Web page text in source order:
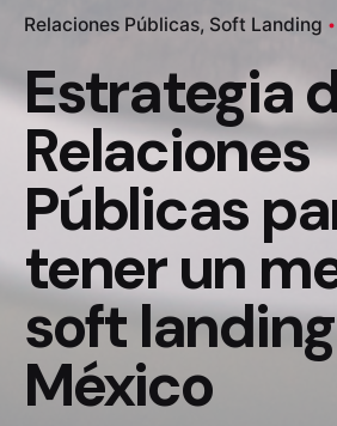
Relaciones Públicas Soft Landing
Estrategia
Relaciones
Públicas
tener un
soft
México